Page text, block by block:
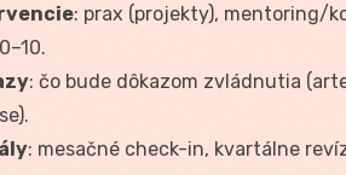
: prax (projekty), mentoring/
: čo bude dôkazom zvládnutia
: mesačné check-in, kvartálne